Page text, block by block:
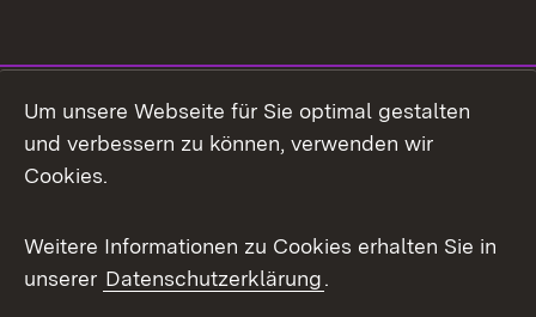
Facebook
X / Twitter
Youtube
Um unsere Webseite für Sie optimal gestalten
und verbessern zu können, verwenden wir
Cookies.
Weitere Informationen zu Cookies erhalten Sie in
unserer Datenschutzerklärung.